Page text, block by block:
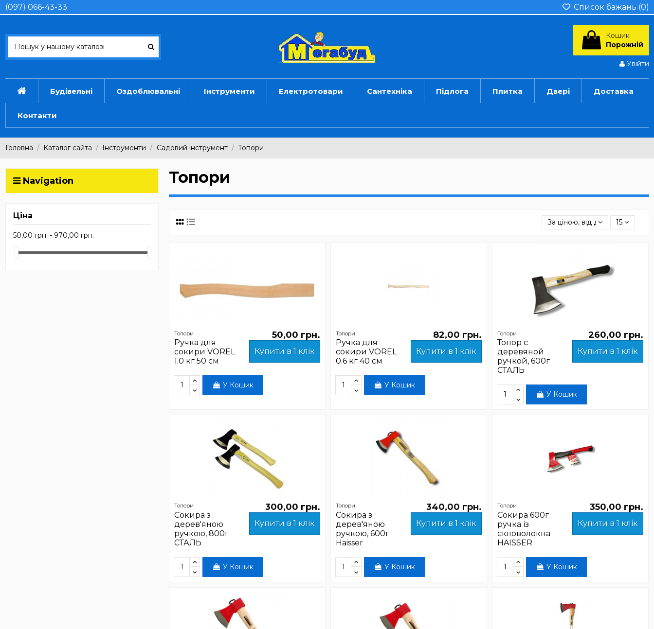
(097) 066-43-33 Список бажань (0)
Кошик
Порожній
Увійти
Будівельні Оздоблювальні Інструменти Електротовари Сантехніка Підлога Плитка Двері Доставка
Контакти
Головна Каталог сайта Інструменти Садовий інструмент Топори
Топори
За ціною, від дешевших
15
Топори
Ручка для
сокири VOREL
1.0 кг 50 см
50,00 грн.
Купити в 1 клік
У Кошик
Топори
Ручка для
сокири VOREL
0.6 кг 40 см
82,00 грн.
Купити в 1 клік
У Кошик
Топори
Топор с
деревяной
ручкой, 600г
СТАЛЬ
260,00 грн.
Купити в 1 клік
У Кошик
Топори
Сокира з
дерев'яною
ручкою, 800г
СТАЛЬ
300,00 грн.
Купити в 1 клік
У Кошик
Топори
Сокира з
дерев'яною
ручкою, 600г
Haisser
340,00 грн.
Купити в 1 клік
У Кошик
Топори
Сокира 600г
ручка із
скловолокна
HAISSER
350,00 грн.
Купити в 1 клік
У Кошик
Navigation
Ціна
50,00 грн. - 970,00 грн.